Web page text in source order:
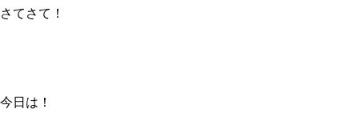
さてさて！
今日は！